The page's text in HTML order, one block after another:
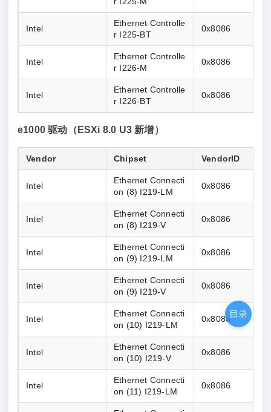
Intel
Ethernet Controlle
r I225-BT
0x8086
Intel
Ethernet Controlle
r I226-M
0x8086
Intel
Ethernet Controlle
r I226-BT
0x8086
e1000 驱动（ESXi 8.0 U3 新增）
Vendor Chipset VendorID
Intel
Ethernet Connecti
on (8) I219-LM
0x8086
Intel
Ethernet Connecti
on (8) I219-V
0x8086
Intel
Ethernet Connecti
on (9) I219-LM
0x8086
Intel
Ethernet Connecti
on (9) I219-V
0x8086
Intel
Ethernet Connecti
on (10) I219-LM
0x8086
Intel
Ethernet Connecti
on (10) I219-V
0x8086
Intel
Ethernet Connecti
on (11) I219-LM
0x8086
目录